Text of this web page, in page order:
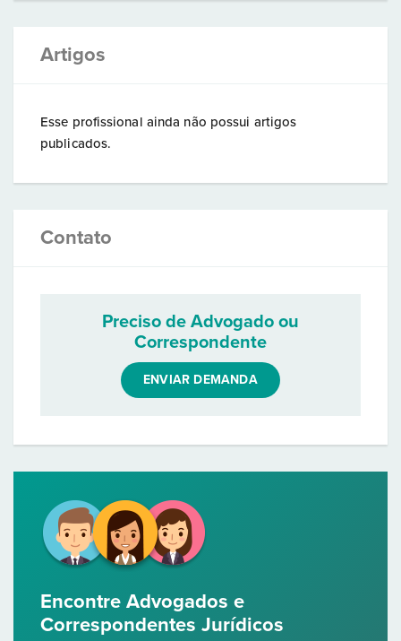
Artigos
Esse profissional ainda não possui artigos
publicados.
Contato
Preciso de Advogado ou
Correspondente
ENVIAR DEMANDA
Encontre Advogados e
Correspondentes Jurídicos